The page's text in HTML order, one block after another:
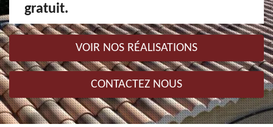
gratuit.
VOIR NOS RÉALISATIONS
CONTACTEZ NOUS